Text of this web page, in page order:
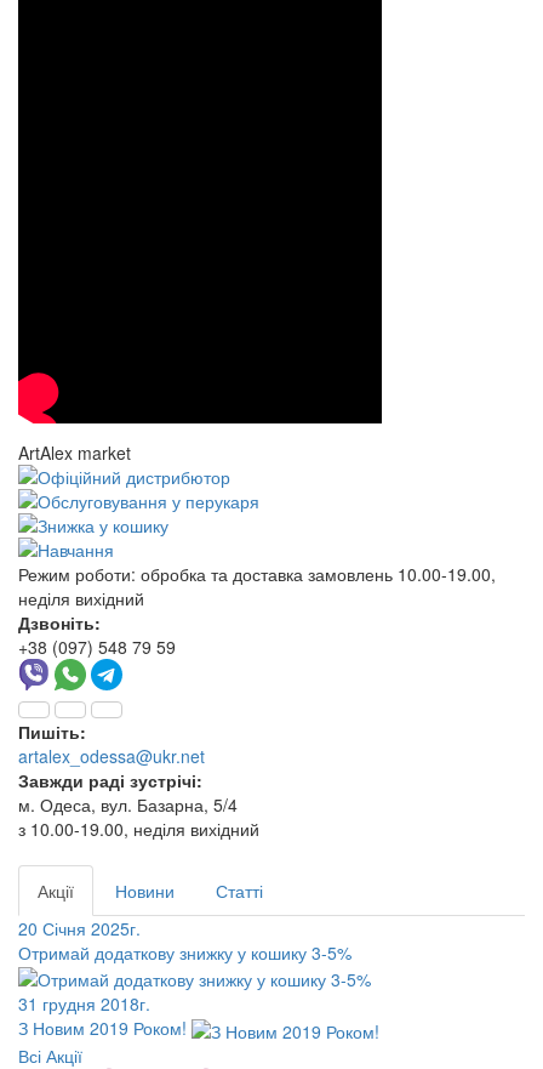
ArtAlex market
Режим роботи: обробка та доставка замовлень 10.00-19.00,
неділя вихідний
Дзвоніть:
+38 (097) 548 79 59
Пишіть:
artalex_odessa@ukr.net
Завжди раді зустрічі:
м. Одеса, вул. Базарна, 5/4
з 10.00-19.00, неділя вихідний
Акції Новини
Статті
20 Січня 2025г.
Отримай додаткову знижку у кошику 3-5%
31 грудня 2018г.
З Новим 2019 Роком!
Всі Акції